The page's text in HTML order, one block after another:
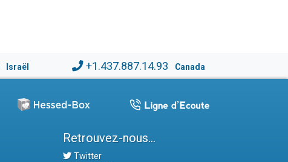
Israël +1.437.887.14.93 Canada
Retrouvez-nous...
Twitter